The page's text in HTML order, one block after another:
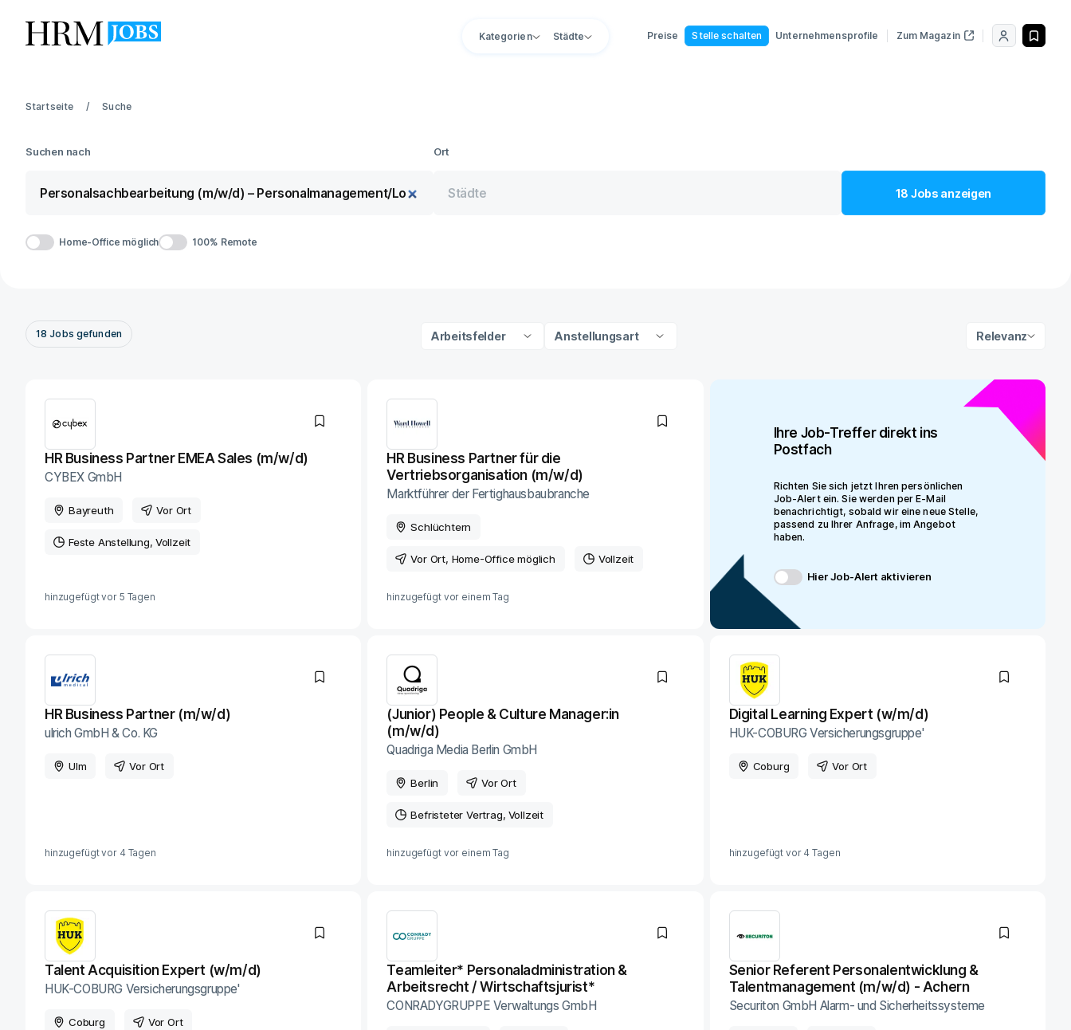
Kategorien Städte Preise Stelle schalten Unternehmensprofile Zum Magazin
Startseite Suche
Suchen nach Ort
18 Jobs anzeigen
Home-Office möglich 100% Remote
18 Jobs gefunden Arbeitsfelder Anstellungsart Relevanz
HR Business Partner EMEA Sales (m/w/d)
CYBEX GmbH
Bayreuth Vor Ort
Feste Anstellung Vollzeit
hinzugefügt vor 5 Tagen
HR Business Partner für die
Vertriebsorganisation (m/w/d)
Marktführer der Fertighausbaubranche
Schlüchtern
Vor Ort, Home-Office möglich Vollzeit
hinzugefügt vor einem Tag
Ihre Job-Treffer direkt ins
Postfach
Richten Sie sich jetzt Ihren persönlichen
Job-Alert ein. Sie werden per E-Mail
benachrichtigt, sobald wir eine neue Stelle,
passend zu Ihrer Anfrage, im Angebot
haben.
Hier Job-Alert aktivieren
HR Business Partner (m/w/d)
ulrich GmbH & Co. KG
Ulm Vor Ort
hinzugefügt vor 4 Tagen
(Junior) People & Culture Manager:in
(m/w/d)
Quadriga Media Berlin GmbH
Berlin Vor Ort
Befristeter Vertrag Vollzeit
hinzugefügt vor einem Tag
Digital Learning Expert (w/m/d)
HUK-COBURG Versicherungsgruppe'
Coburg Vor Ort
hinzugefügt vor 4 Tagen
Talent Acquisition Expert (w/m/d)
HUK-COBURG Versicherungsgruppe'
Coburg Vor Ort
Teamleiter* Personaladministration &
Arbeitsrecht / Wirtschaftsjurist*
CONRADYGRUPPE Verwaltungs GmbH
Senior Referent Personalentwicklung &
Talentmanagement (m/w/d) - Achern
Securiton GmbH Alarm- und Sicherheitssysteme